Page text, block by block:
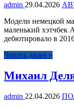
admin 29.04.2026
Модели немецкой
маленький хэтчбек
дебютировало в
Читать далее »
Михаил
admin 22.04.2026